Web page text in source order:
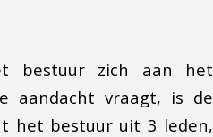
bestuur zich aan het
aandacht vraagt, is de
het bestuur uit 3 leden,